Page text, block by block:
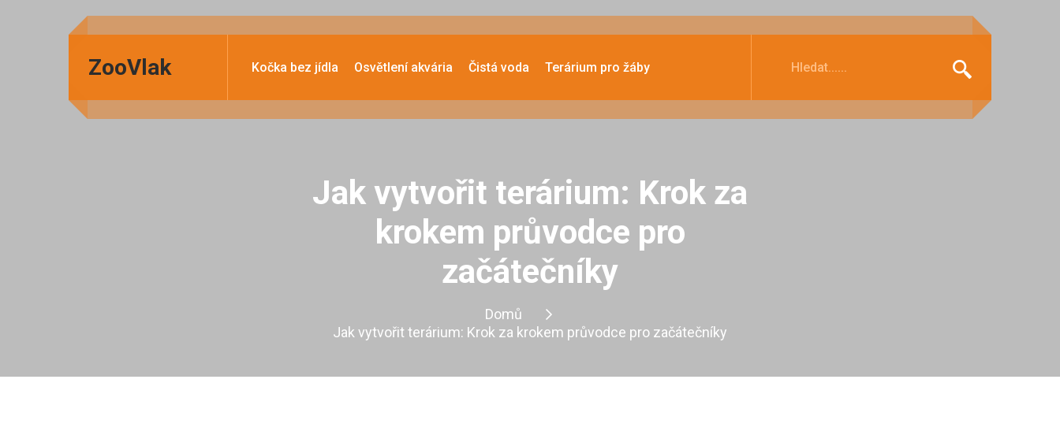
ZooVlak Kočka bez jídla Osvětlení akvária Čistá voda Terárium pro žáby
Jak vytvořit terárium: Krok za
krokem průvodce pro
začátečníky
Domů
Jak vytvořit terárium: Krok za krokem průvodce pro začátečníky